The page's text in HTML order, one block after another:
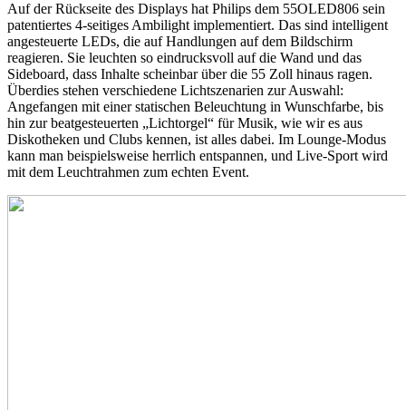
Auf der Rückseite des Displays hat Philips dem 55OLED806 sein
patentiertes 4-seitiges Ambilight implementiert. Das sind intelligent
angesteuerte LEDs, die auf Handlungen auf dem Bildschirm
reagieren. Sie leuchten so eindrucksvoll auf die Wand und das
Sideboard, dass Inhalte scheinbar über die 55 Zoll hinaus ragen.
Überdies stehen verschiedene Lichtszenarien zur Auswahl:
Angefangen mit einer statischen Beleuchtung in Wunschfarbe, bis
hin zur beatgesteuerten „Lichtorgel“ für Musik, wie wir es aus
Diskotheken und Clubs kennen, ist alles dabei. Im Lounge-Modus
kann man beispielsweise herrlich entspannen, und Live-Sport wird
mit dem Leuchtrahmen zum echten Event.